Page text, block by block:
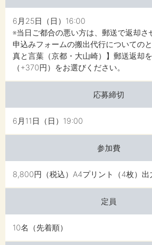
6月25日（日）16:00
※当日ご都合の悪い方は、郵送で返却さ
申込みフォームの搬出代行についての
真と言葉（京都・大山崎）】郵送返却
（+370円）をお選びください。
応募締切
6月11日（日）19:00
参加費
8,800円（税込）A4プリント（4枚）出
定員
10名（先着順）